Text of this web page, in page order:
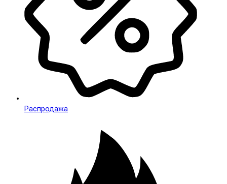
Распродажа